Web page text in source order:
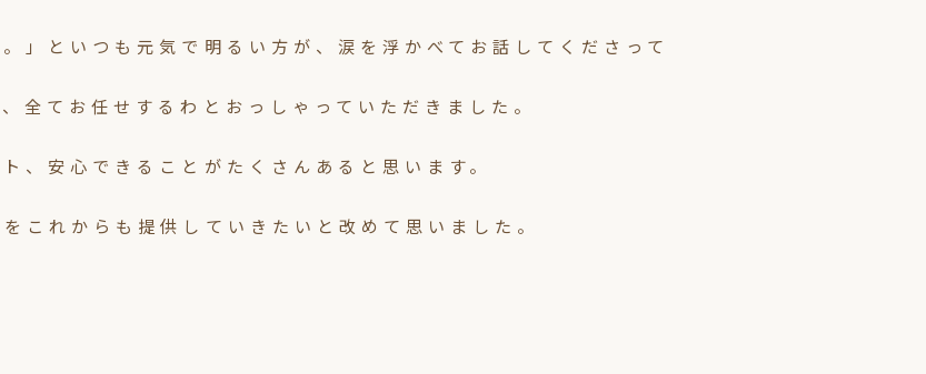
」といつも元気で明るい方が、涙を浮かべてお話してくださって
全てお任せするわとおっしゃっていただきました。
、安心できることがたくさんあると思います。
これからも提供していきたいと改めて思いました。